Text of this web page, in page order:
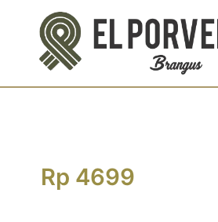
contenido
Rp 4699